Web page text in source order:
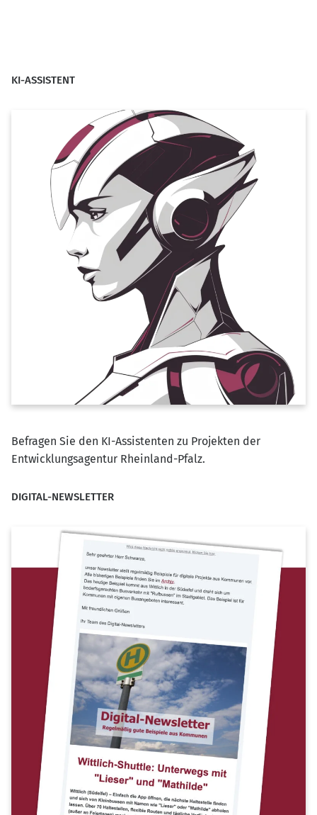
KI-ASSISTENT
Befragen Sie den KI-Assistenten zu Projekten der
Entwicklungsagentur Rheinland-Pfalz.
DIGITAL-NEWSLETTER